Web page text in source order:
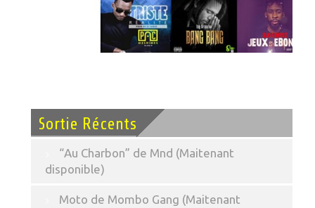
Sortie Récents
“Au Charbon” de Mnd (Maitenant
disponible)
Moto de Mombo Gang (Maitenant